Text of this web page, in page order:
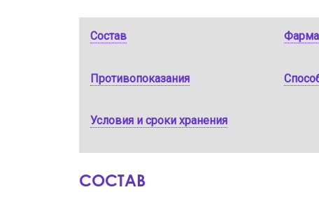
Состав
Противопоказания
Условия и сроки хранения
СОСТАВ